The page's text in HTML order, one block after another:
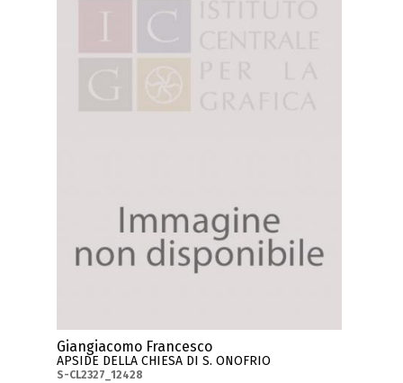
Giangiacomo Francesco
APSIDE DELLA CHIESA DI S. ONOFRIO
S-CL2327_12428